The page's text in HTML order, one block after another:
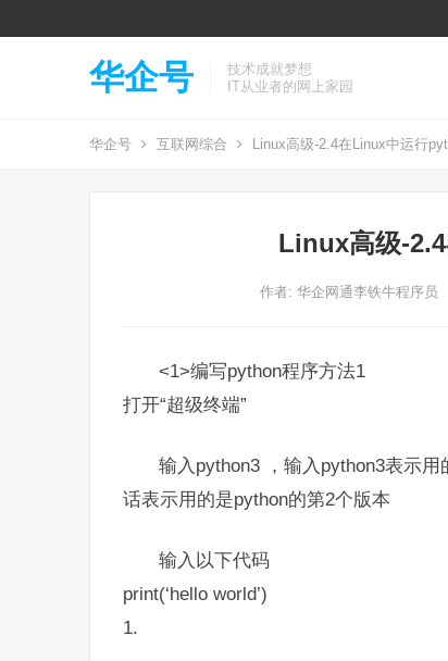
华企号
技术成就梦想
IT从业者的网上家园
华企号 互联网综合 Linux高级-2.4在Linux中运行
Linux高级-
作者: 华企网通李铁牛程序员
<1>编写python程序方法1
打开“超级终端”
输入​​python3​​ ，输入python3表示
话表示用的是python的第2个版本
输入以下代码
print(‘hello world’)
1.